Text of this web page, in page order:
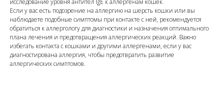
исследование уровня антител IgE к аллергенам кошек.
Если у вас есть подозрение на аллергию на шерсть кошки или вы
наблюдаете подобные симптомы при контакте с ней, рекомендуется
обратиться к аллергологу для диагностики и назначения оптимального
плана лечения и предотвращения аллергических реакций. Важно
избегать контакта с кошками и другими аллергенами, если у вас
диагностирована аллергия, чтобы предотвратить развитие
аллергических симптомов.